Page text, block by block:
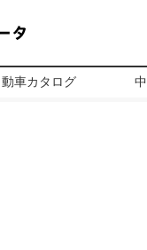
動車カタログ